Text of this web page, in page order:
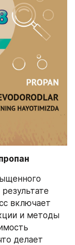
включает
и методы
делает